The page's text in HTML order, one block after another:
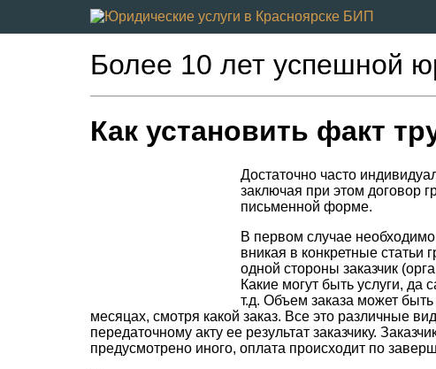
Более 10 лет успешной
Как установить факт
Достаточно часто
заключая при этом договор
письменной форме.
В первом случае необходимо
вникая в конкретные статьи
одной стороны заказчик
Какие могут быть услуги, да
т.д. Объем заказа может
месяцах, смотря какой заказ. Все это различные
передаточному акту ее результат заказчику.
предусмотрено иного, оплата происходит по